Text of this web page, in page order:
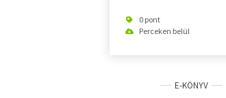
0 pont
Perceken belül
E-KÖNYV